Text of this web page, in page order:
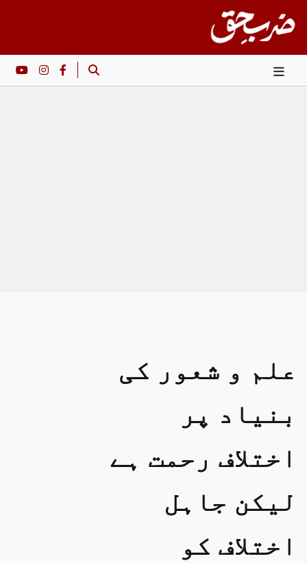
content
علم و شعور کی
بنیاد پر
اختلاف رحمت ہے
لیکن جاہل
اختلاف کو